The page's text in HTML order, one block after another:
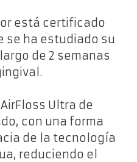
está certificado
se ha estudiado su
de 2 semanas
Ultra de
con una forma
de la tecnología
reduciendo el